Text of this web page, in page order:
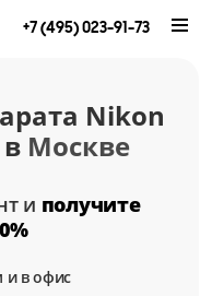
+7 (495) 023-91-73
Nikon
Москве
и получите
и в офис